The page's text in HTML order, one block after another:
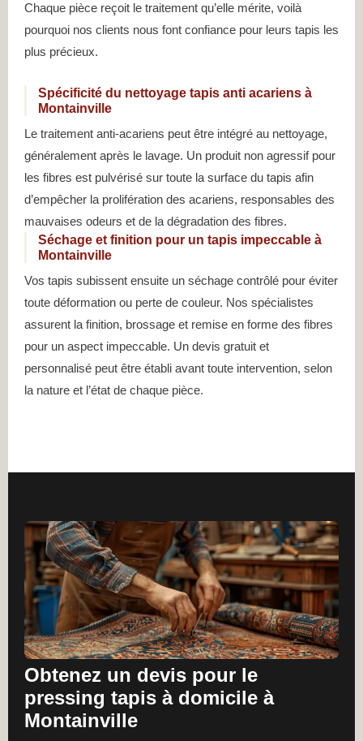
Chaque pièce reçoit le traitement qu’elle mérite, voilà
pourquoi nos clients nous font confiance pour leurs tapis les
plus précieux.
Spécificité du nettoyage tapis anti acariens à
Montainville
Le traitement anti-acariens peut être intégré au nettoyage,
généralement après le lavage. Un produit non agressif pour
les fibres est pulvérisé sur toute la surface du tapis afin
d’empêcher la prolifération des acariens, responsables des
mauvaises odeurs et de la dégradation des fibres.
Séchage et finition pour un tapis impeccable à
Montainville
Vos tapis subissent ensuite un séchage contrôlé pour éviter
toute déformation ou perte de couleur. Nos spécialistes
assurent la finition, brossage et remise en forme des fibres
pour un aspect impeccable. Un devis gratuit et
personnalisé peut être établi avant toute intervention, selon
la nature et l’état de chaque pièce.
Obtenez un devis pour le
pressing tapis à domicile à
Montainville